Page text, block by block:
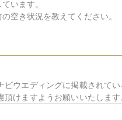
ビウエディングに掲載されて
けますようお願いいたします